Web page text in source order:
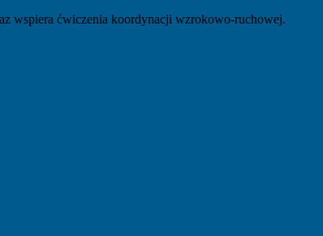
wspiera ćwiczenia koordynacji wzrokowo-ruchowej.